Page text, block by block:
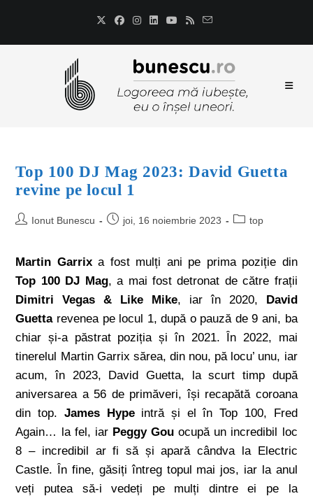
Top 100 DJ Mag 2023: David Guetta
revine pe locul 1
Ionut Bunescu joi, 16 noiembrie 2023 top
Martin Garrixa fost mulți ani pe prima poziție din
Top 100 DJ Mag, a mai fost detronat de către frații
Dimitri Vegas & Like Mike, iar în 2020, David
Guettarevenea pe locul 1, după o pauză de 9 ani, ba
chiar și-a păstrat poziția și în 2021. În 2022, mai
tinerelul Martin Garrix sărea, din nou, pă locu’ unu, iar
acum, în 2023, David Guetta, la scurt timp după
aniversarea a 56 de primăveri, își recapătă coroana
din top. James Hypeintră și el în Top 100, Fred
Again… la fel, iar Peggy Gou ocupă un incredibil loc
8 – incredibil ar fi să și apară cândva la Electric
Castle. În fine, găsiți întreg topul mai jos, iar la anul
veți putea să-i vedeți pe mulți dintre ei pe la